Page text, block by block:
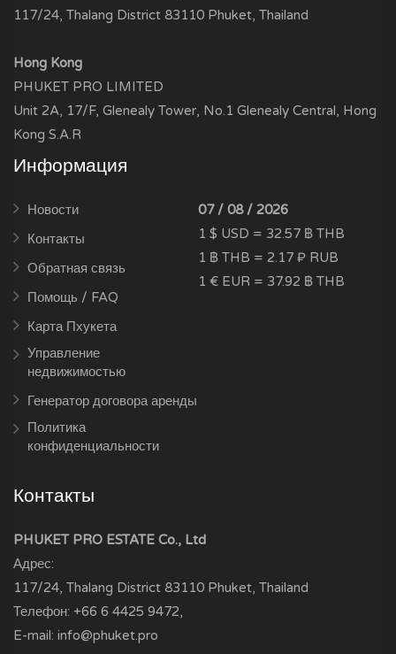
117/24, Thalang District 83110 Phuket, Thailand
Hong Kong
PHUKET PRO LIMITED
Unit 2A, 17/F, Glenealy Tower, No.1 Glenealy Central, Hong
Kong S.A.R
Информация
Новости
Контакты
Обратная связь
Помощь / FAQ
Карта Пхукета
Управление
недвижимостью
Генератор договора аренды
Политика
конфиденциальности
07 / 08 / 2026
1 $ USD = 32.57 ฿ THB
1 ฿ THB = 2.17 ₽ RUB
1 € EUR = 37.92 ฿ THB
Контакты
PHUKET PRO ESTATE Co., Ltd
Адрес:
117/24, Thalang District 83110 Phuket, Thailand
Телефон: +66 6 4425 9472
E-mail: info@phuket.pro